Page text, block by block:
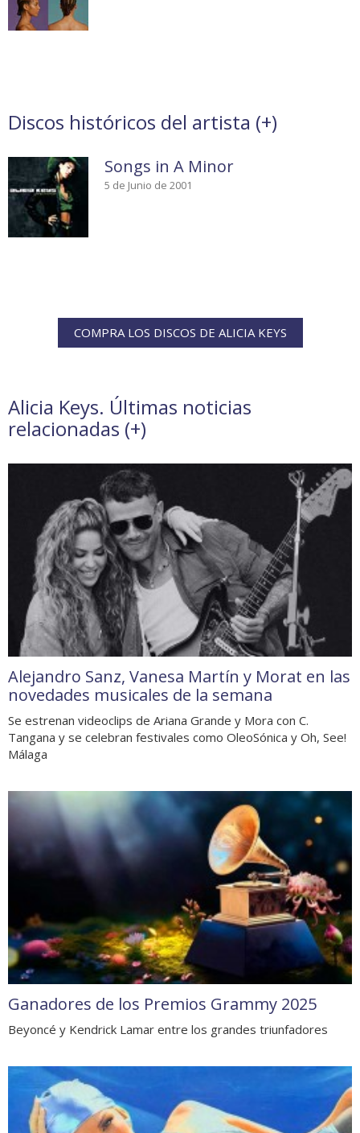
Discos históricos del artista (+)
Songs in A Minor
5 de Junio de 2001
COMPRA LOS DISCOS DE ALICIA KEYS
Alicia Keys. Últimas noticias
relacionadas (+)
Alejandro Sanz, Vanesa Martín y Morat en las
novedades musicales de la semana
Se estrenan videoclips de Ariana Grande y Mora con C.
Tangana y se celebran festivales como OleoSónica y Oh, See!
Málaga
Ganadores de los Premios Grammy 2025
Beyoncé y Kendrick Lamar entre los grandes triunfadores